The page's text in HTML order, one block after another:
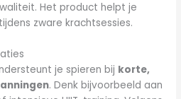
Het product helpt je
zware krachtsessies.
je spieren bij korte,
. Denk bijvoorbeeld aan